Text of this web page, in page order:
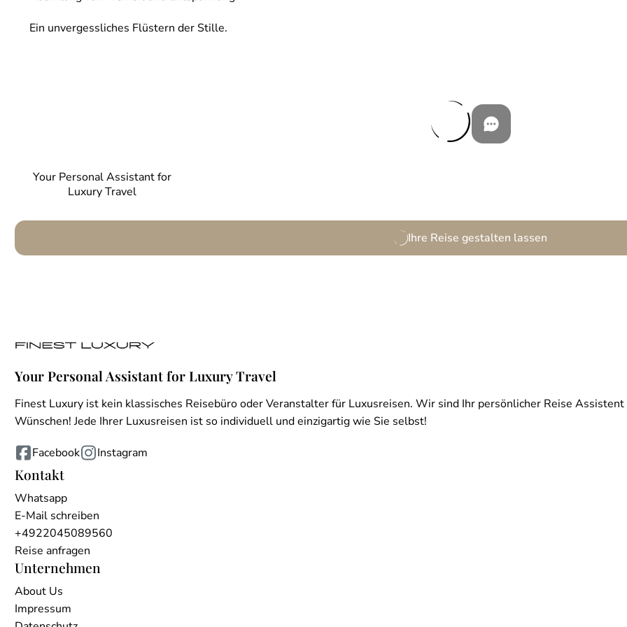
Your Personal Assistant for
Luxury Travel
Ihre Reise gestalten lassen
Ein unvergessliches Flüstern der Stille.
Your Personal Assistant for Luxury Travel
Finest Luxury ist kein klassisches Reisebüro oder Veranstalter für Luxusreisen. Wir sind Ihr persönlicher Reise
Wünschen! Jede Ihrer Luxusreisen ist so individuell und einzigartig wie Sie selbst!
Facebook Instagram
Kontakt
Whatsapp
E-Mail schreiben
+4922045089560
Reise anfragen
Unternehmen
About Us
Impressum